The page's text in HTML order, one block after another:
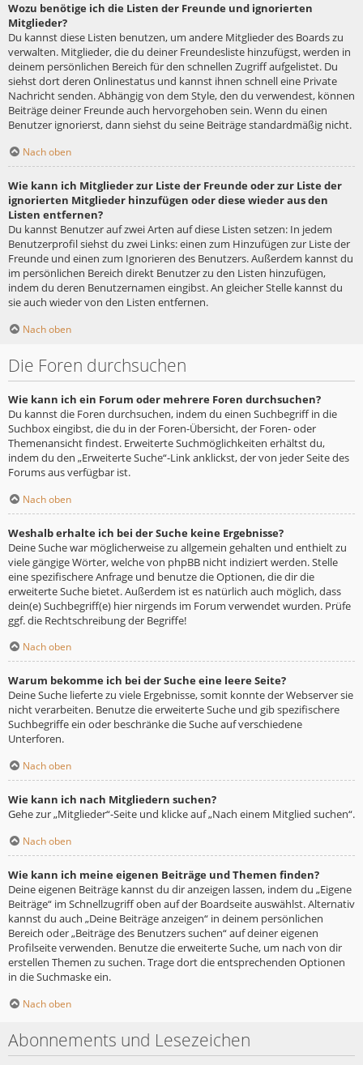
Wozu benötige ich die Listen der Freunde und ignorierten
Mitglieder?
Du kannst diese Listen benutzen, um andere Mitglieder des Boards zu
verwalten. Mitglieder, die du deiner Freundesliste hinzufügst, werden in
deinem persönlichen Bereich für den schnellen Zugriff aufgelistet. Du
siehst dort deren Onlinestatus und kannst ihnen schnell eine Private
Nachricht senden. Abhängig von dem Style, den du verwendest, können
Beiträge deiner Freunde auch hervorgehoben sein. Wenn du einen
Benutzer ignorierst, dann siehst du seine Beiträge standardmäßig nicht.
Nach oben
Wie kann ich Mitglieder zur Liste der Freunde oder zur Liste der
ignorierten Mitglieder hinzufügen oder diese wieder aus den
Listen entfernen?
Du kannst Benutzer auf zwei Arten auf diese Listen setzen: In jedem
Benutzerprofil siehst du zwei Links: einen zum Hinzufügen zur Liste der
Freunde und einen zum Ignorieren des Benutzers. Außerdem kannst du
im persönlichen Bereich direkt Benutzer zu den Listen hinzufügen,
indem du deren Benutzernamen eingibst. An gleicher Stelle kannst du
sie auch wieder von den Listen entfernen.
Nach oben
Die Foren durchsuchen
Wie kann ich ein Forum oder mehrere Foren durchsuchen?
Du kannst die Foren durchsuchen, indem du einen Suchbegriff in die
Suchbox eingibst, die du in der Foren-Übersicht, der Foren- oder
Themenansicht findest. Erweiterte Suchmöglichkeiten erhältst du,
indem du den „Erweiterte Suche“-Link anklickst, der von jeder Seite des
Forums aus verfügbar ist.
Nach oben
Weshalb erhalte ich bei der Suche keine Ergebnisse?
Deine Suche war möglicherweise zu allgemein gehalten und enthielt zu
viele gängige Wörter, welche von phpBB nicht indiziert werden. Stelle
eine spezifischere Anfrage und benutze die Optionen, die dir die
erweiterte Suche bietet. Außerdem ist es natürlich auch möglich, dass
dein(e) Suchbegriff(e) hier nirgends im Forum verwendet wurden. Prüfe
ggf. die Rechtschreibung der Begriffe!
Nach oben
Warum bekomme ich bei der Suche eine leere Seite?
Deine Suche lieferte zu viele Ergebnisse, somit konnte der Webserver sie
nicht verarbeiten. Benutze die erweiterte Suche und gib spezifischere
Suchbegriffe ein oder beschränke die Suche auf verschiedene
Unterforen.
Nach oben
Wie kann ich nach Mitgliedern suchen?
Gehe zur „Mitglieder“-Seite und klicke auf „Nach einem Mitglied suchen“.
Nach oben
Wie kann ich meine eigenen Beiträge und Themen finden?
Deine eigenen Beiträge kannst du dir anzeigen lassen, indem du „Eigene
Beiträge“ im Schnellzugriff oben auf der Boardseite auswählst. Alternativ
kannst du auch „Deine Beiträge anzeigen“ in deinem persönlichen
Bereich oder „Beiträge des Benutzers suchen“ auf deiner eigenen
Profilseite verwenden. Benutze die erweiterte Suche, um nach von dir
erstellen Themen zu suchen. Trage dort die entsprechenden Optionen
in die Suchmaske ein.
Nach oben
Abonnements und Lesezeichen